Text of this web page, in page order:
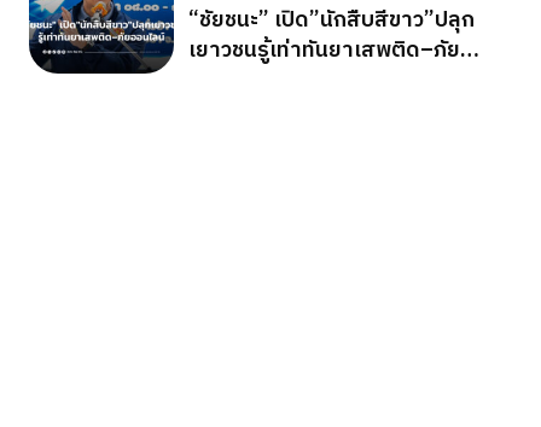
“ชัยชนะ” เปิด”นักสืบสีขาว”ปลุก
เยาวชนรู้เท่าทันยาเสพติด–ภัย